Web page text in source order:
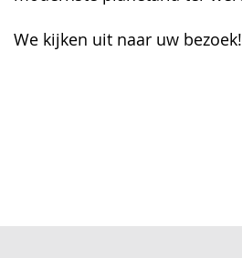
We kijken uit naar uw bezoek!